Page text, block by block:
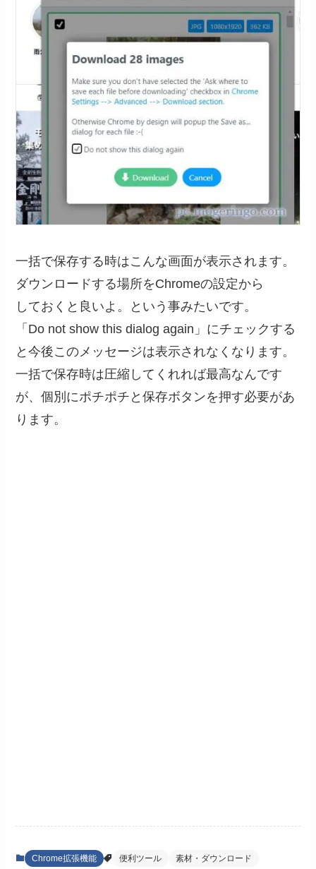
一括で保存する時はこんな画面が表示されます。
ダウンロードする場所をChromeの設定から
しておくと良いよ。という事みたいです。
「Do not show this dialog again」にチェックする
と今後このメッセージは表示されなくなります。
一括で保存時は圧縮してくれれば最高なんです
が、個別にポチポチと保存ボタンを押す必要があ
ります。
Chrome拡張機能 便利ツール 素材・ダウンロード